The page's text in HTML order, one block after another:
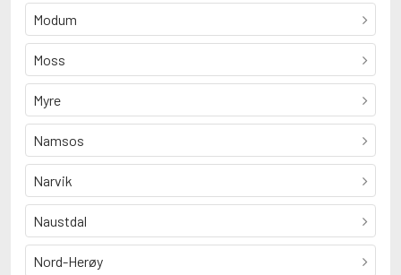
Modum
Moss
Myre
Namsos
Narvik
Naustdal
Nord-Herøy